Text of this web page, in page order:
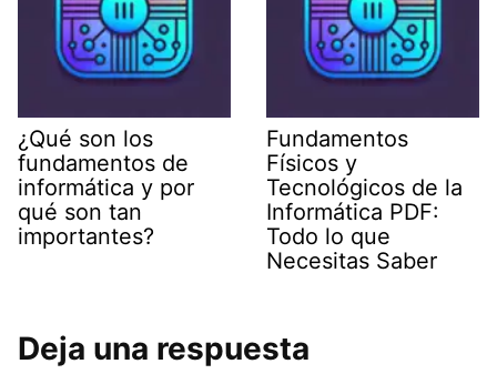
¿Qué son los
fundamentos de
informática y por
qué son tan
importantes?
Fundamentos
Físicos y
Tecnológicos de la
Informática PDF:
Todo lo que
Necesitas Saber
Deja una respuesta